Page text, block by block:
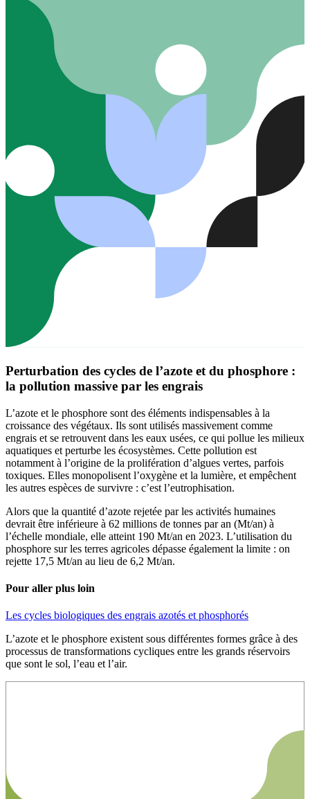
Perturbation des cycles de l’azote et du phosphore :
la pollution massive par les engrais
L’azote et le phosphore sont des éléments indispensables à la
croissance des végétaux. Ils sont utilisés massivement comme
engrais et se retrouvent dans les eaux usées, ce qui pollue les milieux
aquatiques et perturbe les écosystèmes. Cette pollution est
notamment à l’origine de la prolifération d’algues vertes, parfois
toxiques. Elles monopolisent l’oxygène et la lumière, et empêchent
les autres espèces de survivre : c’est l’eutrophisation.
Alors que la quantité d’azote rejetée par les activités humaines
devrait être inférieure à 62 millions de tonnes par an (Mt/an) à
l’échelle mondiale, elle atteint 190 Mt/an en 2023. L’utilisation du
phosphore sur les terres agricoles dépasse également la limite : on
rejette 17,5 Mt/an au lieu de 6,2 Mt/an.
Pour aller plus loin
Les cycles biologiques des engrais azotés et phosphorés
L’azote et le phosphore existent sous différentes formes grâce à des
processus de transformations cycliques entre les grands réservoirs
que sont le sol, l’eau et l’air.